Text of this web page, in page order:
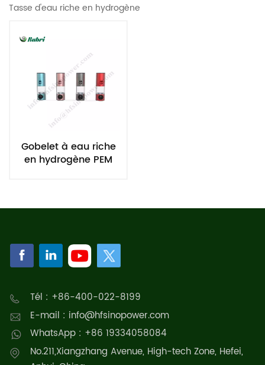
Tasse d'eau riche en hydrogène
Gobelet à eau riche
en hydrogène PEM
Tél : +86-400-022-8199
E-mail : info@hfsinopower.com
WhatsApp : +86 19334058084
No.211,Xiangzhang Avenue, High-tech Zone, Hefei,